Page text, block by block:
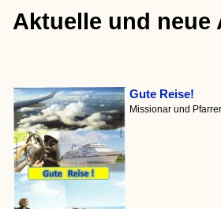
Aktuelle und neue
Gute Reise!
Missionar und